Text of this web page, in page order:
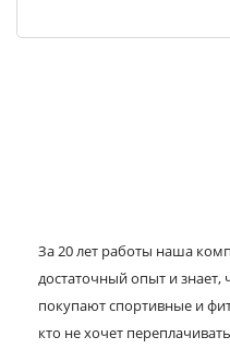
За 20 лет работы наша
достаточный опыт и знает,
покупают спортивные и
кто не хочет